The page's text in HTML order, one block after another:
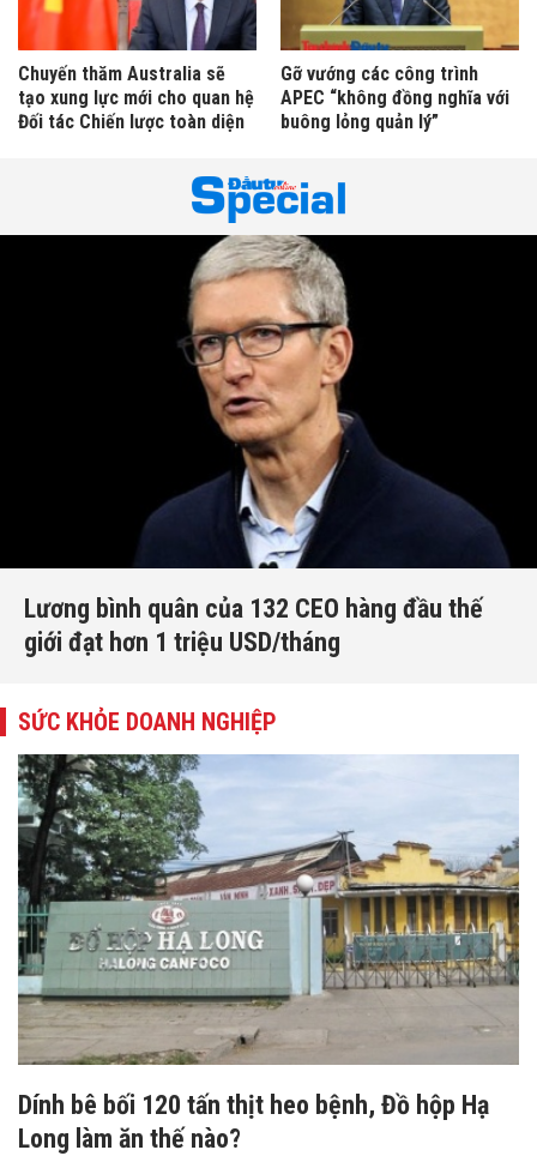
Chuyến thăm Australia sẽ
tạo xung lực mới cho quan hệ
Đối tác Chiến lược toàn diện
Gỡ vướng các công trình
APEC “không đồng nghĩa với
buông lỏng quản lý”
Lương bình quân của 132 CEO hàng đầu thế
giới đạt hơn 1 triệu USD/tháng
SỨC KHỎE DOANH NGHIỆP
Dính bê bối 120 tấn thịt heo bệnh, Đồ hộp Hạ
Long làm ăn thế nào?